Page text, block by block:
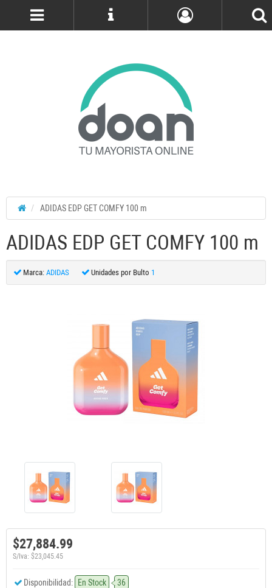
ADIDAS EDP GET COMFY 100 m
ADIDAS EDP GET COMFY 100 m
Marca: ADIDAS Unidades por Bulto 1
$27,884.99
S/Iva: $23,045.45
Disponibilidad: En Stock 36